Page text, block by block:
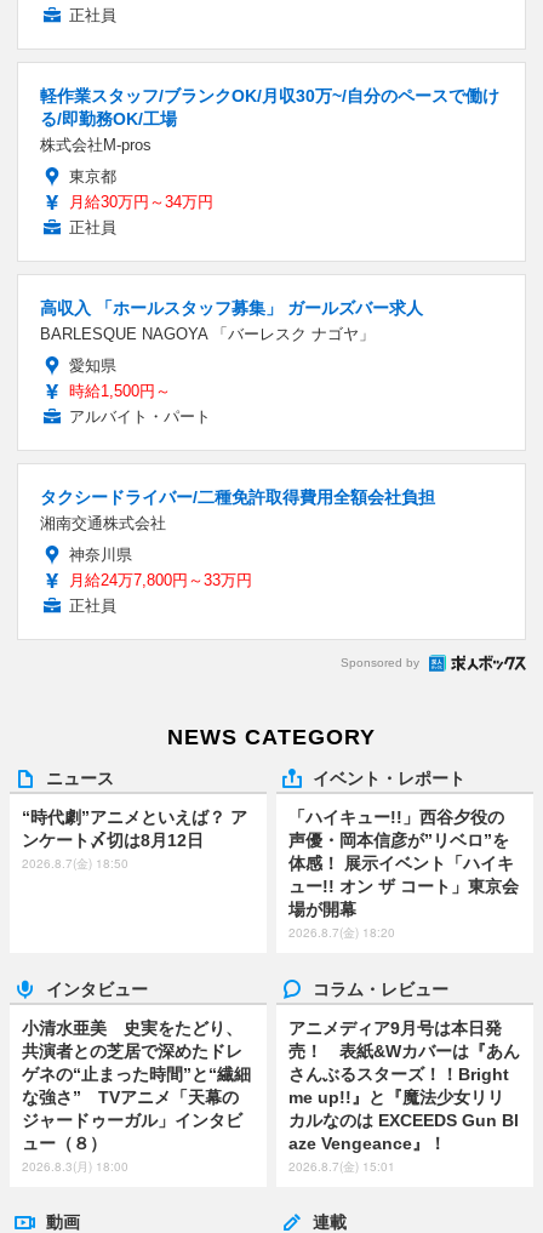
正社員
軽作業スタッフ/ブランクOK/月収30万~/自分のペースで働け
る/即勤務OK/工場
株式会社M-pros
東京都
月給30万円～34万円
正社員
高収入 「ホールスタッフ募集」 ガールズバー求人
BARLESQUE NAGOYA 「バーレスク ナゴヤ」
愛知県
時給1,500円～
アルバイト・パート
タクシードライバー/二種免許取得費用全額会社負担
湘南交通株式会社
神奈川県
月給24万7,800円～33万円
正社員
Sponsored by
NEWS CATEGORY
ニュース
“時代劇”アニメといえば？ ア
ンケート〆切は8月12日
2026.8.7(金) 18:50
イベント・レポート
「ハイキュー!!」西谷夕役の
声優・岡本信彦が”リベロ”を
体感！ 展示イベント「ハイキ
ュー!! オン ザ コート」東京会
場が開幕
2026.8.7(金) 18:20
インタビュー
小清水亜美 史実をたどり、
共演者との芝居で深めたドレ
ゲネの“止まった時間”と“繊細
な強さ” TVアニメ「天幕の
ジャードゥーガル」インタビ
ュー（８）
2026.8.3(月) 18:00
コラム・レビュー
アニメディア9月号は本日発
売！ 表紙&Wカバーは『あん
さんぶるスターズ！！Bright
me up!!』と『魔法少女リリ
カルなのは EXCEEDS Gun Bl
aze Vengeance』！
2026.8.7(金) 15:01
動画 連載